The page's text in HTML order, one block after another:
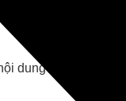
hàng để xây
dung quảng cáo